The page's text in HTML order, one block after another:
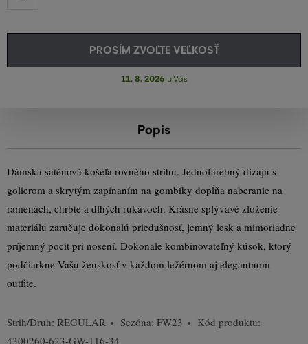
PROSÍM ZVOĽTE VEĽKOSŤ
11. 8. 2026 u Vás
Popis
Dámska saténová košeľa rovného strihu. Jednofarebný dizajn s
golierom a skrytým zapínaním na gombíky dopĺňa naberanie na
ramenách, chrbte a dlhých rukávoch. Krásne splývavé zloženie
materiálu zaručuje dokonalú priedušnosť, jemný lesk a mimoriadne
príjemný pocit pri nosení. Dokonale kombinovateľný kúsok, ktorý
podčiarkne Vašu ženskosť v každom ležérnom aj elegantnom
outfite.
Strih/Druh: REGULAR Sezóna: FW23
Kód produktu:
4300260-623-GW-116-34